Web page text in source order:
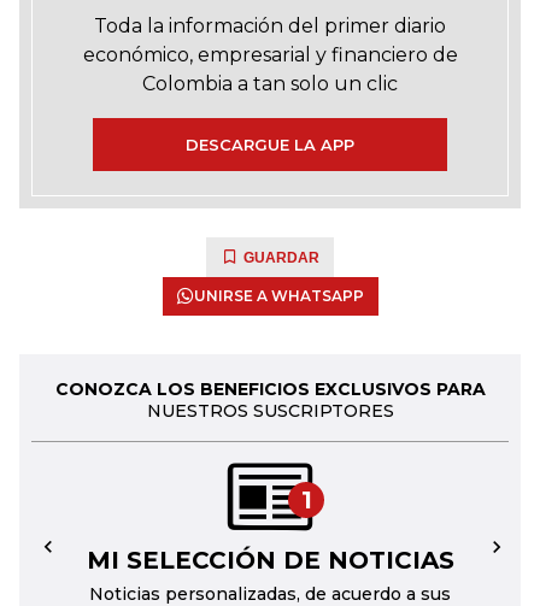
Toda la información del primer diario
económico, empresarial y financiero de
Colombia a tan solo un clic
DESCARGUE LA APP
GUARDAR
UNIRSE A WHATSAPP
CONOZCA LOS BENEFICIOS EXCLUSIVOS PARA
NUESTROS SUSCRIPTORES
1
MI SELECCIÓN DE NOTICIAS
Noticias personalizadas, de acuerdo a sus
← →